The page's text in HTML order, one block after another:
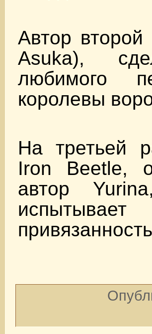
Автор
Asuka),
любимого
королевы
На третьей
Iron Beetle,
автор